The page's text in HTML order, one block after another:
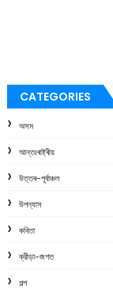
CATEGORIES
অসম
আন্তঃৰাষ্ট্ৰীয়
উত্তৰ-পূৰ্বাঞ্চল
উপন্যাস
কবিতা
ক্রীড়া-জগত
গল্প